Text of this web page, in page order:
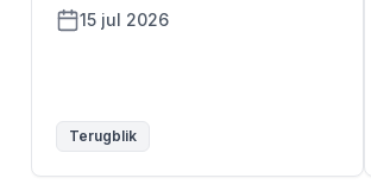
15 jul 2026
Terugblik